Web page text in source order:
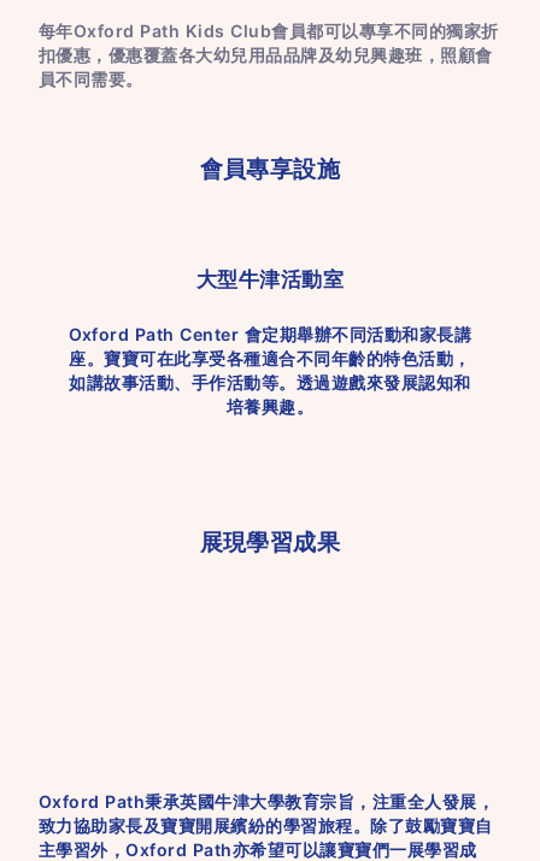
每年Oxford Path Kids Club會員都可以專享不同的獨家折
扣優惠，優惠覆蓋各大幼兒用品品牌及幼兒興趣班，照顧會
員不同需要。
會員專享設施
大型牛津活動室
Oxford Path Center 會定期舉辦不同活動和家長講
座。寶寶可在此享受各種適合不同年齡的特色活動，
如講故事活動、手作活動等。透過遊戲來發展認知和
培養興趣。
展現學習成果
Oxford Path秉承英國牛津大學教育宗旨，注重全人發展，
致力協助家長及寶寶開展繽紛的學習旅程。除了鼓勵寶寶自
主學習外，Oxford Path亦希望可以讓寶寶們一展學習成